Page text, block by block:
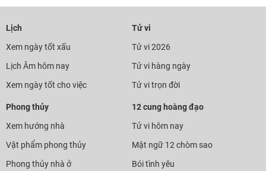
Lịch
Xem ngày tốt xấu
Lịch Âm hôm nay
Xem ngày tốt cho việc
Tử vi
Tử vi 2026
Tử vi hàng ngày
Tử vi trọn đời
Phong thủy
Xem hướng nhà
Vật phẩm phong thủy
Phong thủy nhà ở
12 cung hoàng đạo
Tử vi hôm nay
Mật ngữ 12 chòm sao
Bói tình yêu